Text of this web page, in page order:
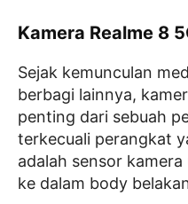
Kamera Realme 8
Sejak kemunculan
berbagi lainnya,
penting dari sebuah
terkecuali perangkat
adalah sensor
ke dalam body